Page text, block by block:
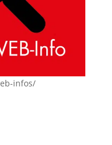
infos/